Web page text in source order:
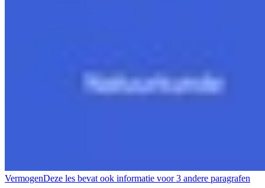
VermogenDeze les bevat ook informatie voor 3 andere paragrafen